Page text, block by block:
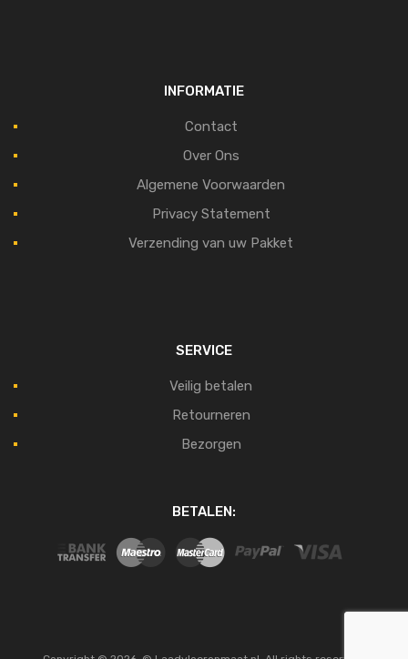
INFORMATIE
Contact
Over Ons
Algemene Voorwaarden
Privacy Statement
Verzending van uw Pakket
SERVICE
Veilig betalen
Retourneren
Bezorgen
BETALEN: